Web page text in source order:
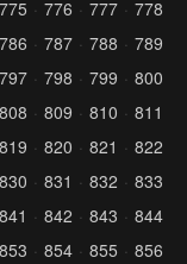
775 776 777
778
786 787 788
789
797 798 799
800
808 809 810
811
819 820 821
822
830 831 832
833
841 842 843
844
853 854 855
856